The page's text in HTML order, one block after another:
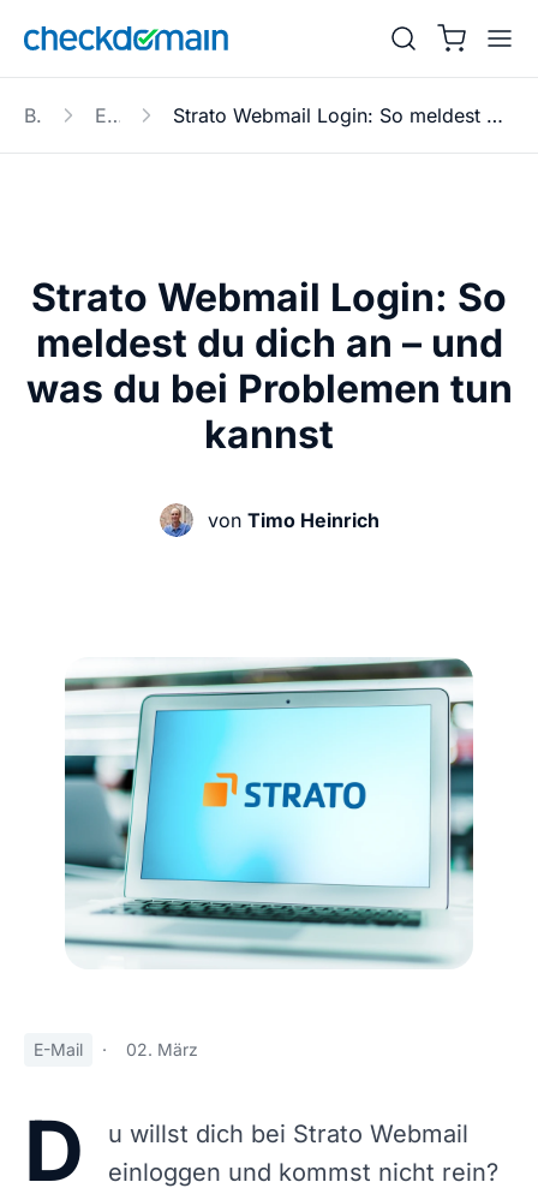
Blog E-Mail Strato Webmail Login: So meldest du dich an – und was du bei Problemen tun kannst
Strato Webmail Login: So
meldest du dich an – und
was du bei Problemen tun
kannst
von Timo Heinrich
E-Mail · 02. März
D
u willst dich bei Strato Webmail
einloggen und kommst nicht rein?